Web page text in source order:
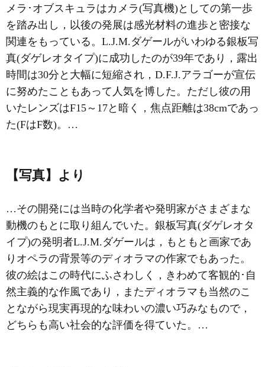
メラ･オブスキュラはカメラ(写真機)としての第一歩
を踏み出し，以後の発展は感光材料の進歩と密接な
関連をもっている。L.J.M.ダゲールがいわゆる銀板写
真(ダゲレオタイプ)に成功したのが39年であり，露出
時間は30分と大幅に短縮され，D.F.J.アラゴーが宣伝
に努めたこともあって人気を博した。ただし彼の用
いたレンズはF15～17と暗く，焦点距離は38cmであっ
た(FはF数)。…
【写真】より
…その開発には当時の化学者や発明家がさまざまな
動機のもとに取り組んでいた。銀板写真(ダゲレオタ
イプ)の発明者L.J.M.ダゲールは，もともと画家であ
りオペラの背景等のディオラマの作家でもあった。
彼の絵はこの時代にふさわしく，きわめて客観的･自
然主義的な作風であり，またディオラマも当然のこ
とながら現実再現的な味わいの濃い巧みなもので，
どちらも高い社会的な評価を得ていた。…